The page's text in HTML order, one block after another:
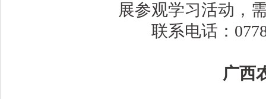
展参观学习活动，
联系电话：
广西